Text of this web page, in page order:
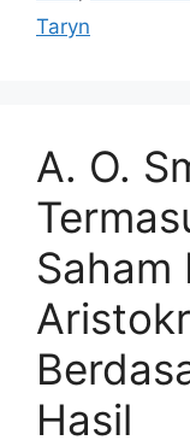
Taryn
A. O.
Saham
Hasil